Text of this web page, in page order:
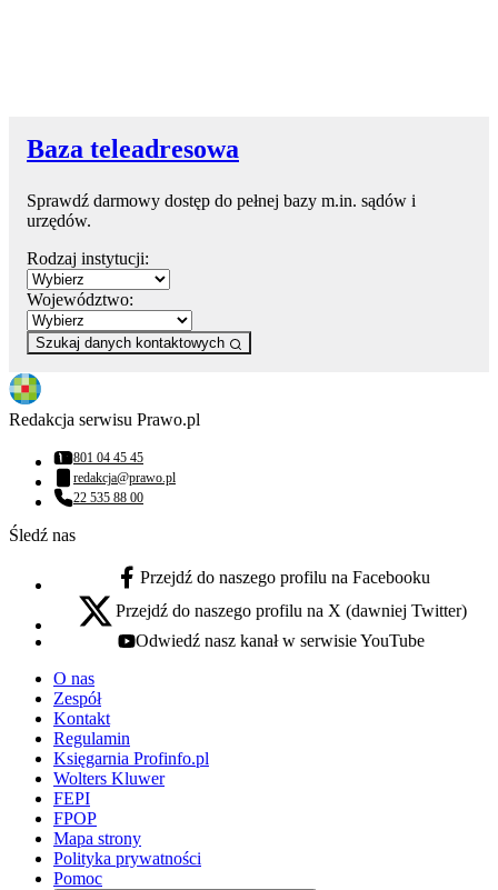
Baza teleadresowa
Sprawdź darmowy dostęp do pełnej bazy m.in. sądów i
urzędów.
Rodzaj instytucji:
Województwo:
Szukaj danych kontaktowych
Redakcja serwisu Prawo.pl
Numer telefonu:
801 04 45 45
Adres email:
redakcja@prawo.pl
Numer telefonu:
22 535 88 00
Śledź nas
facebook - otwiera się w nowej karcie
Przejdź do naszego profilu na Facebooku
x - otwiera się w nowej karcie
Przejdź do naszego profilu na X (dawniej Twitter)
youtube - otwiera się w nowej karcie
Odwiedź nasz kanał w serwisie YouTube
O nas
Zespół
Kontakt
Regulamin
Księgarnia Profinfo.pl
Wolters Kluwer
FEPI
FPOP
Mapa strony
Polityka prywatności
Pomoc